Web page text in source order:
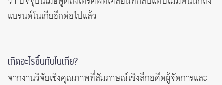
แบรนด์โนเกียอีกต่อไปแล้ว
เกิดอะไรขึ้นกับโนเกีย?
จากงานวิจัยเชิงคุณภาพที่สัมภาษณ์เชิงลึกอดีตผู้จัดการและ